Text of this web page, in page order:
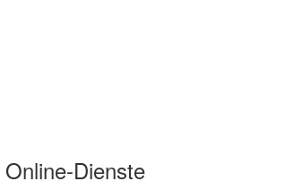
Online-Dienste